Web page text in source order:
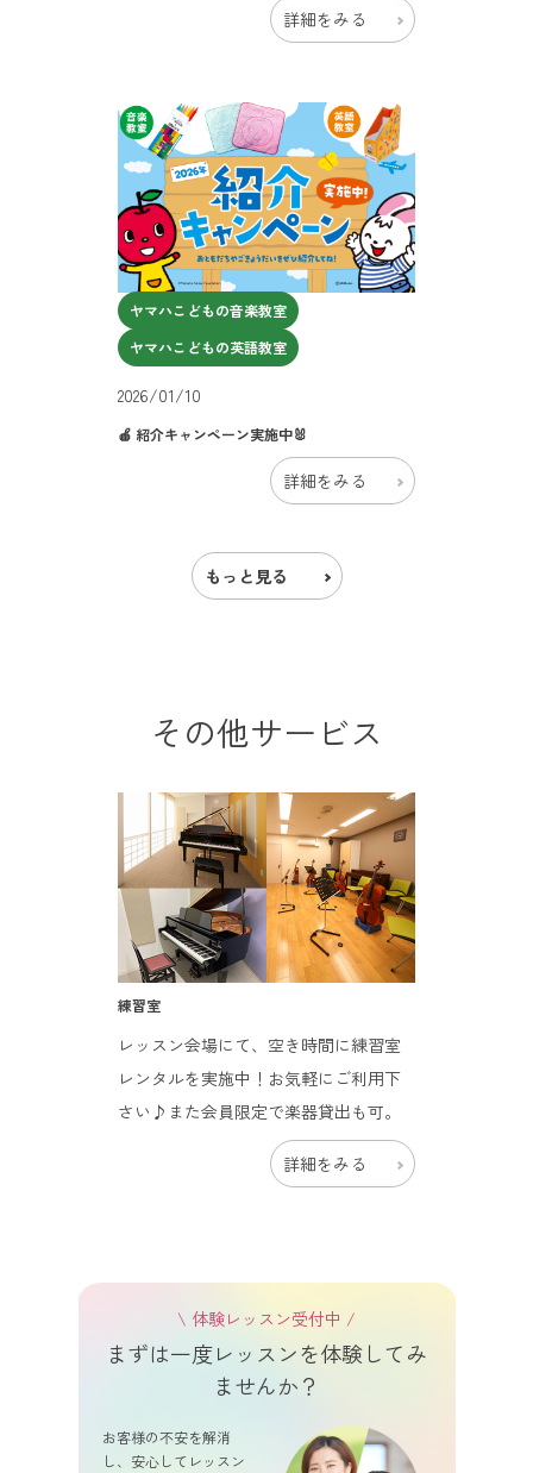
詳細をみる
ヤマハこどもの音楽教室
ヤマハこどもの英語教室
2026/01/10
🍎 紹介キャンペーン実施中🐰
詳細をみる
もっと見る
その他サービス
練習室
レッスン会場にて、空き時間に練習室
レンタルを実施中！お気軽にご利用下
さい♪また会員限定で楽器貸出も可。
詳細をみる
\ 体験レッスン受付中 /
まずは一度レッスンを体験してみ
ませんか？
お客様の不安を解消
し、安心してレッスン